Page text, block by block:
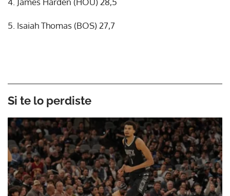
5. Isaiah Thomas (BOS) 27,7
Si te lo perdiste